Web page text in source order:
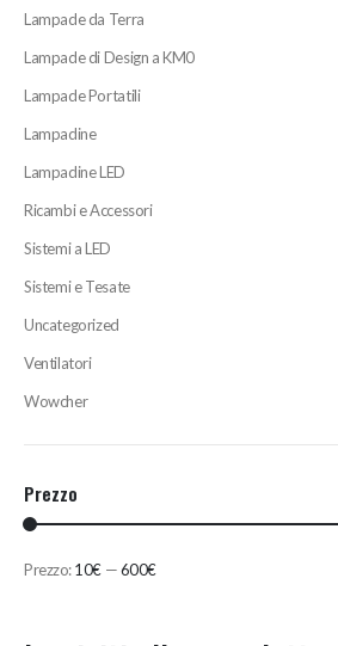
Lampade da Terra
Lampade di Design a KM0
Lampade Portatili
Lampadine
Lampadine LED
Ricambi e Accessori
Sistemi a LED
Sistemi e Tesate
Uncategorized
Ventilatori
Wowcher
Prezzo
Prezzo:10€ —600€